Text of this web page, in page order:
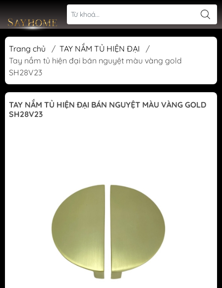
Trang chủ / TAY NẮM TỦ HIỆN ĐẠI
/
Tay nắm tủ hiện đại bán nguyệt màu vàng gold
SH28V23
TAY NẮM TỦ HIỆN ĐẠI BÁN NGUYỆT MÀU VÀNG GOLD
SH28V23